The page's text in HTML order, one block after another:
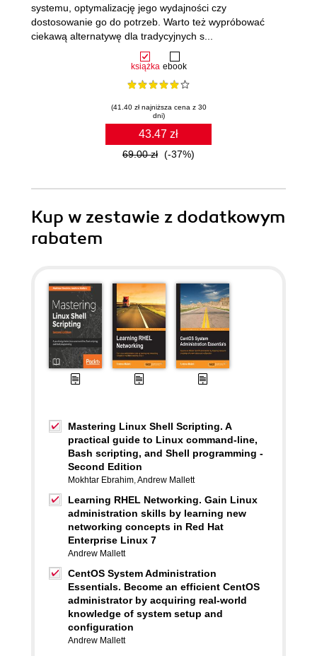
książka ebook
(41.40 zł najniższa cena z 30
dni)
43.47 zł
69.00 zł (-37%)
systemu, optymalizację jego wydajności czy
dostosowanie go do potrzeb. Warto też wypróbować
ciekawą alternatywę dla tradycyjnych s...
Kup w zestawie z dodatkowym
rabatem
Mastering Linux Shell Scripting. A
practical guide to Linux command-line,
Bash scripting, and Shell programming -
Second Edition
Mokhtar Ebrahim,Andrew Mallett
Learning RHEL Networking. Gain Linux
administration skills by learning new
networking concepts in Red Hat
Enterprise Linux 7
Andrew Mallett
CentOS System Administration
Essentials. Become an efficient CentOS
administrator by acquiring real-world
knowledge of system setup and
configuration
Andrew Mallett